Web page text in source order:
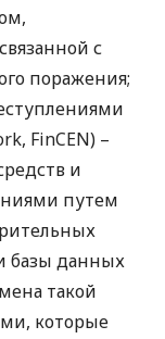
с
поражения;
FinCEN) –
и
путем
базы данных
такой
которые